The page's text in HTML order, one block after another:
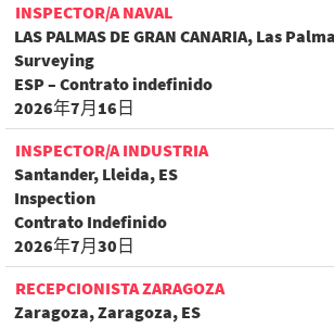
INSPECTOR/A NAVAL
LAS PALMAS DE GRAN CANARIA, Las
Surveying
ESP – Contrato indefinido
2026年7月16日
INSPECTOR/A INDUSTRIA
Santander, Lleida, ES
Inspection
Contrato Indefinido
2026年7月30日
RECEPCIONISTA ZARAGOZA
Zaragoza, Zaragoza, ES